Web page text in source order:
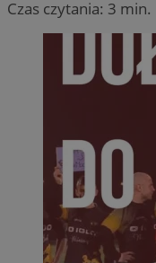
Czas czytania: 3 min.